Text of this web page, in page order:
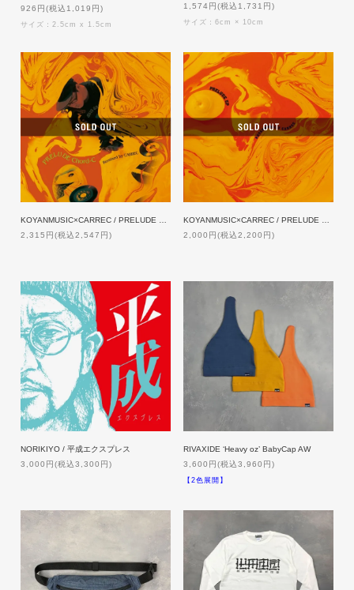
926円(税込1,019円)
サイズ：2.5cm x 1.5cm
1,574円(税込1,731円)
サイズ：6cm × 10cm
2,315円(税込2,547円)
2,000円(税込2,200円)
NORIKIYO / 平成エクスプレス
3,000円(税込3,300円)
RIVAXIDE ‘Heavy oz’ BabyCap AW
3,600円(税込3,960円)
【2色展開】